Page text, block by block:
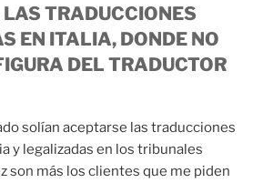
TRADUCCIONES
EN ITALIA, DONDE NO
DEL TRADUCTOR
solían aceptarse las traducciones
y legalizadas en los tribunales
son más los clientes que me piden